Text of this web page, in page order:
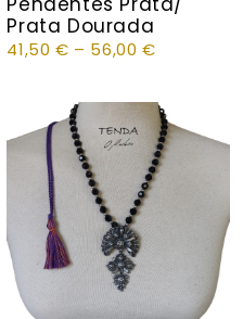
Prata Dourada
41,50 € – 56,00 €